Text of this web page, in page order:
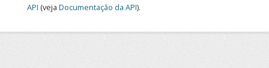
API (veja Documentação da API).